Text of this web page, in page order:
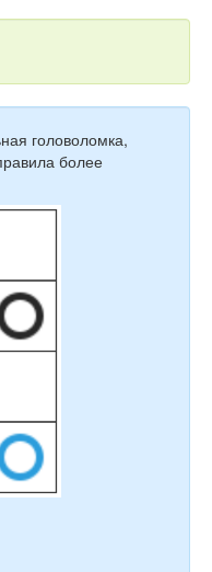
головоломка,
более